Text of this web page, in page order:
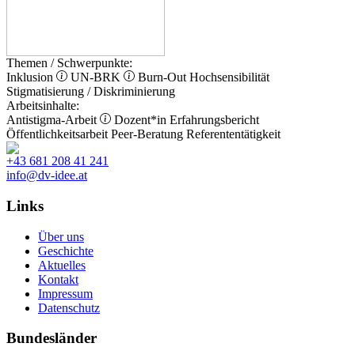
Themen / Schwerpunkte:
Inklusion
UN-BRK Burn-Out Hochsensibilität
Stigmatisierung / Diskriminierung
Arbeitsinhalte:
Antistigma-Arbeit
Dozent*in Erfahrungsbericht
Öffentlichkeitsarbeit Peer-Beratung Referententätigkeit
+43 681 208 41 241
info@dv-idee.at
Links
Über uns
Geschichte
Aktuelles
Kontakt
Impressum
Datenschutz
Bundesländer